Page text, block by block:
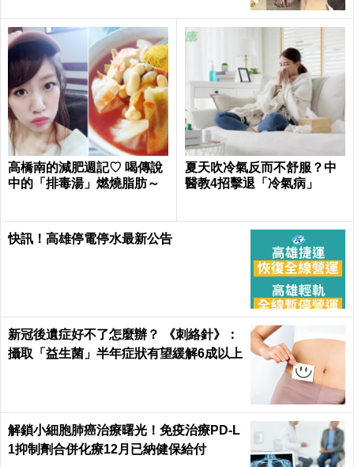
高橋南的減肥週記♡ 喝傳說
中的「排毒湯」燃燒脂肪～
夏天吹冷氣反而不舒服？中
醫教4招擊退「冷氣病」
快訊！高雄停電停水最新公告
新冠後遺症好不了怎麼辦？ 《刺絡針》：
攝取「益生菌」半年症狀有望緩解6成以上
解鎖小細胞肺癌治療曙光！免疫治療PD-L
1抑制劑合併化療12月已納健保給付